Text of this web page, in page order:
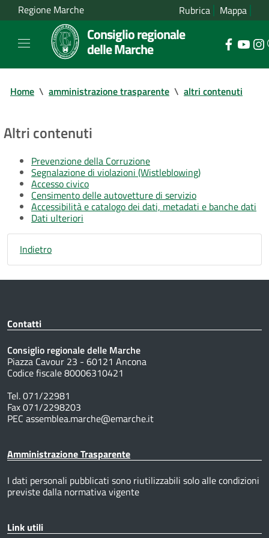
Regione Marche Rubrica Mappa
Consiglio regionale
delle Marche
Home \ amministrazione trasparente \ altri contenuti
Altri contenuti
Prevenzione della Corruzione
Segnalazione di violazioni (Wistleblowing)
Accesso civico
Censimento delle autovetture di servizio
Accessibilità e catalogo dei dati, metadati e banche dati
Dati ulteriori
Indietro
Contatti
Consiglio regionale delle Marche
Piazza Cavour 23 - 60121 Ancona
Codice fiscale 80006310421
Tel. 071/22981
Fax 071/2298203
PEC assemblea.marche@emarche.it
Amministrazione Trasparente
I dati personali pubblicati sono riutilizzabili solo alle condizioni
previste dalla normativa vigente
Link utili